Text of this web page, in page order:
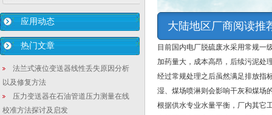
应用动态
热门文章
法兰式液位变送器线性丢失原因分析
以及修复方法
压力变送器在石油管道压力测量在线
校准方法探讨及启发
大陆地区厂商阅读推
目前国内电厂脱硫废水采用常规
加药量大，成本高昂，后续污泥处
经过常规处理之后虽然满足排放指
湿、煤场喷淋则会影响干灰和煤场
根据供水专业水量平衡，厂内其它